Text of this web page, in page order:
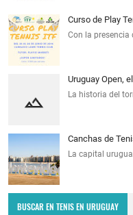
Curso de Play
Con la presencia
Uruguay Open,
La historia del
Canchas de
La capital
BUSCAR EN TENIS EN URUGUAY